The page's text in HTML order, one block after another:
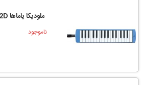
ملودیکا یاماها YAMAHA P32D
ناموجود